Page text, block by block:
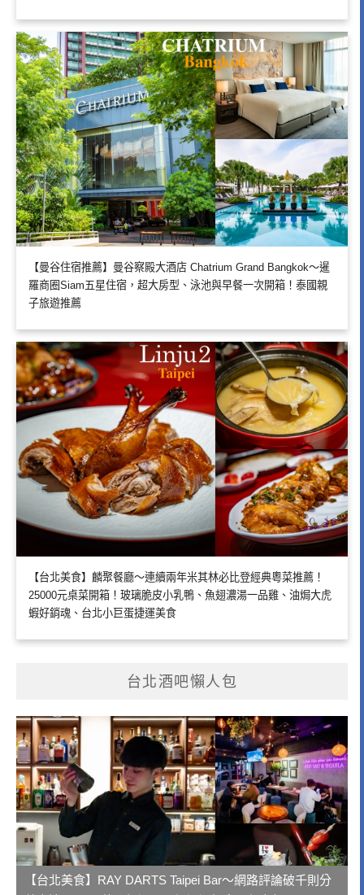
【曼谷住宿推薦】曼谷察殿大酒店 Chatrium Grand Bangkok～暹
羅商圈Siam五星住宿，超大房型、泳池與早餐一次開箱！泰國親
子旅遊推薦
【台北美食】麟聚餐廳～連續兩年米其林必比登經典粵菜推薦！
25000元桌菜開箱！玻璃脆皮小乳鴨、魚翅濃湯一品雞、油焗大虎
蝦好銷魂、台北小巨蛋捷運美食
台北酒吧懶人包
【台北美食】RAY DARTS Taipei Bar～網路評論破千則分